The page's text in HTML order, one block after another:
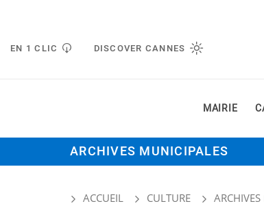
EN 1 CLIC DISCOVER CANNES
MAIRIE
ARCHIVES MUNICIPALES
ACCUEIL CULTURE